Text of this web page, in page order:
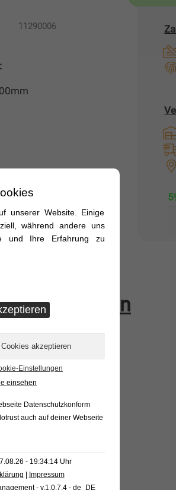
11290006
unserer Website. Einige
während andere uns
und Ihre Erfahrung zu
Einstellungen
einsehen
Datenschutzkonform
auch auf deiner Webseite
- 19:34:14 Uhr
Impressum
- v.1.0.7.4 - de_DE